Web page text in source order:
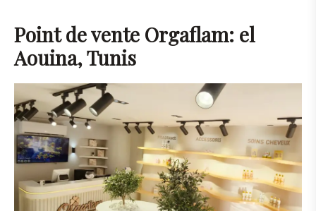
Point de vente Orgaflam: el
Aouina, Tunis